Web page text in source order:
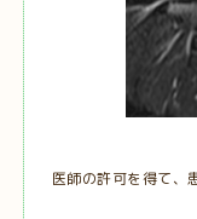
医師の許可を得て、